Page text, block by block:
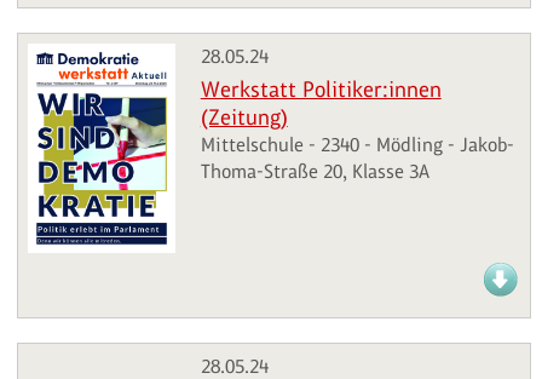
28.05.24
Werkstatt Politiker:innen
(Zeitung)
Mittelschule - 2340 - Mödling - Jakob-
Thoma-Straße 20, Klasse 3A
28.05.24